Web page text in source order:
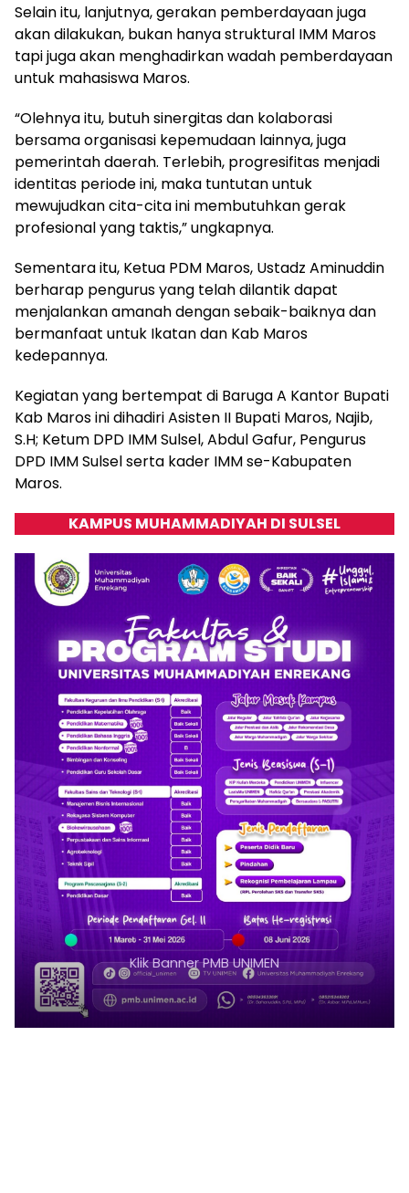
Selain itu, lanjutnya, gerakan pemberdayaan juga
akan dilakukan, bukan hanya struktural IMM Maros
tapi juga akan menghadirkan wadah pemberdayaan
untuk mahasiswa Maros.
“Olehnya itu, butuh sinergitas dan kolaborasi
bersama organisasi kepemudaan lainnya, juga
pemerintah daerah. Terlebih, progresifitas menjadi
identitas periode ini, maka tuntutan untuk
mewujudkan cita-cita ini membutuhkan gerak
profesional yang taktis,” ungkapnya.
Sementara itu, Ketua PDM Maros, Ustadz Aminuddin
berharap pengurus yang telah dilantik dapat
menjalankan amanah dengan sebaik-baiknya dan
bermanfaat untuk Ikatan dan Kab Maros
kedepannya.
Kegiatan yang bertempat di Baruga A Kantor Bupati
Kab Maros ini dihadiri Asisten II Bupati Maros, Najib,
S.H; Ketum DPD IMM Sulsel, Abdul Gafur, Pengurus
DPD IMM Sulsel serta kader IMM se-Kabupaten
Maros.
KAMPUS MUHAMMADIYAH DI SULSEL
Klik Banner PMB UNIMEN